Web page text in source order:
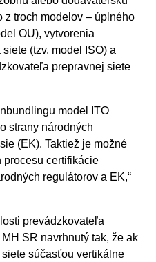
z troch modelov – úplného
OU), vytvorenia
(tzv. model ISO) a
prepravnej siete
model ITO
strany národných
(EK). Taktiež je možné
certifikácie
regulátorov a EK,“
prevádzkovateľa
SR navrhnutý tak, že ak
súčasťou vertikálne